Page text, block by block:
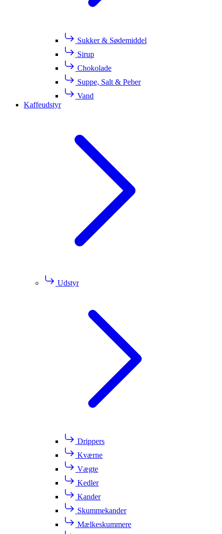
Sukker & Sødemiddel
Sirup
Chokolade
Suppe, Salt & Peber
Vand
Kaffeudstyr
Udstyr
Drippers
Kværne
Vægte
Kedler
Kander
Skummekander
Mælkeskummere